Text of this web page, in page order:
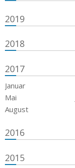
2019
2018
2017
Januar
Mai
August
2016
2015